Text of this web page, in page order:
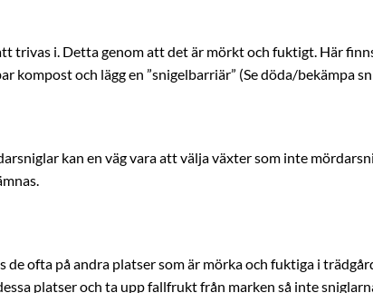
trivas i. Detta genom att det är mörkt och fuktigt. Här
kompost och lägg en ”snigelbarriär” (Se döda/bekämpa
kan en väg vara att välja växter som inte
ofta på andra platser som är mörka och fuktiga i
platser och ta upp fallfrukt från marken så inte